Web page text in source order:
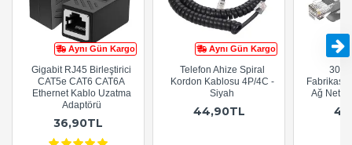
Aynı Gün Kargo
Gigabit RJ45 Birleştirici
CAT5e CAT6 CAT6A
Ethernet Kablo Uzatma
Adaptörü
36,90TL
Aynı Gün Kargo
Telefon Ahize Spiral
Kordon Kablosu 4P/4C -
Siyah
44,90TL
Ağ